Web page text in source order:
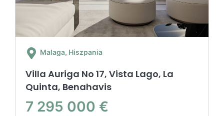
Malaga, Hiszpania
Villa Auriga No 17, Vista Lago, La
Quinta, Benahavis
7 295 000 €